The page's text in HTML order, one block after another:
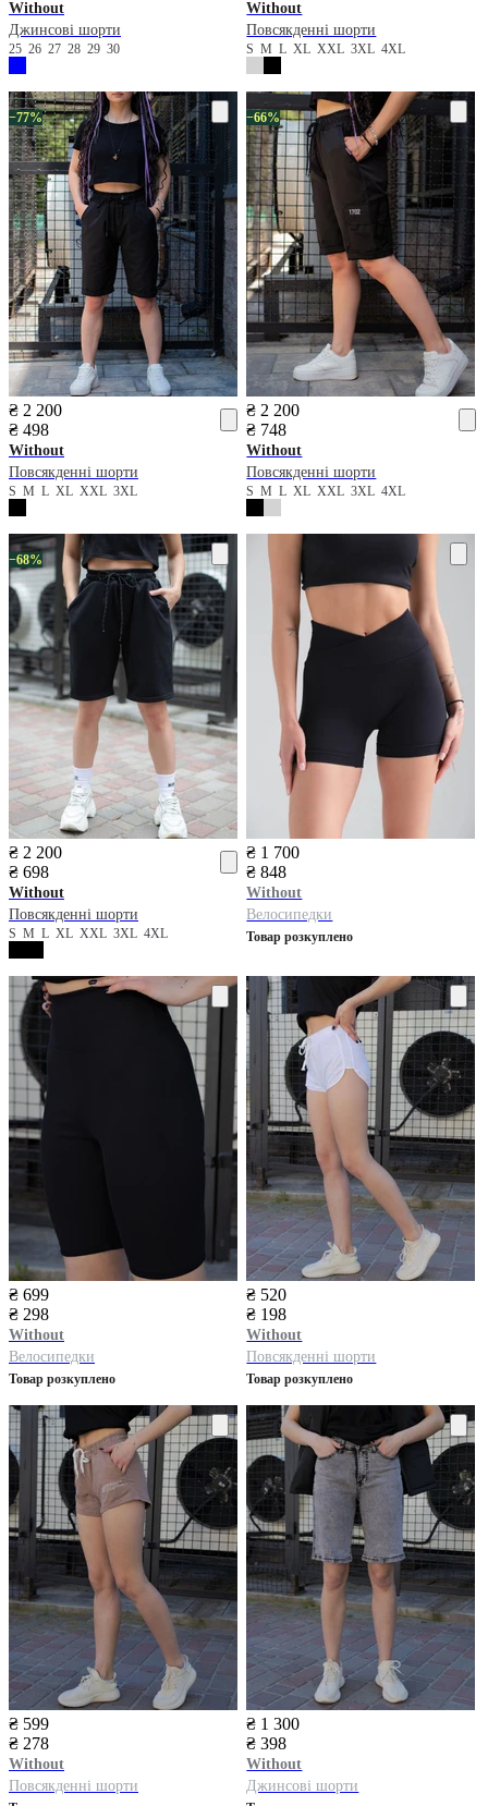
Without
Джинсові шорти
25 26 27 28 29 30
Without
Повсякденні шорти
SMLXLXXL3XL4XL
−77%
₴ 2 200
₴ 498
Without
Повсякденні шорти
S M L XL XXL 3XL
−66%
₴ 2 200
₴ 748
Without
Повсякденні шорти
SMLXLXXL3XL4XL
−68%
₴ 2 200
₴ 698
Without
Повсякденні шорти
S M L XL XXL 3XL 4XL
₴ 1 700
₴ 848
Without
Велосипедки
Товар розкуплено
₴ 699
₴ 298
Without
Велосипедки
Товар розкуплено
₴ 520
₴ 198
Without
Повсякденні шорти
Товар розкуплено
₴ 599
₴ 278
Without
Повсякденні шорти
₴ 1 300
₴ 398
Without
Джинсові шорти